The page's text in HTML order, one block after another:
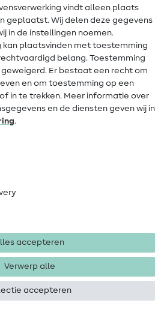
vindt alleen plaats
geplaatst. Wij delen deze gegevens
in de instellingen noemen.
kan plaatsvinden met toestemming
belang. Toestemming
Er bestaat een recht om
en om toestemming op een
in te trekken. Meer informatie over
en de diensten geven wij in
.
accepteren
Verwerp alle
accepteren
voorwaarden